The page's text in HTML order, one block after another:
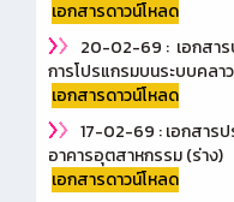
เอกสารดาวน์โหลด
20-02-69 : เอกสา
การโปรแกรมบนระบบคล
เอกสารดาวน์โหลด
17-02-69 : เอกสาร
อาคารอุตสาหกรรม (ร่าง)
เอกสารดาวน์โหลด